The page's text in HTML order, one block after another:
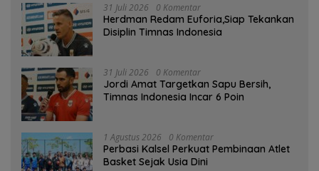
31 Juli 2026 0 Komentar
Herdman Redam Euforia,Siap Tekankan
Disiplin Timnas Indonesia
31 Juli 2026 0 Komentar
Jordi Amat Targetkan Sapu Bersih,
Timnas Indonesia Incar 6 Poin
1 Agustus 2026 0 Komentar
Perbasi Kalsel Perkuat Pembinaan Atlet
Basket Sejak Usia Dini